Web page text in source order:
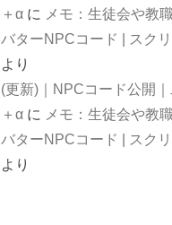
＋α に メモ：生徒会や教
バターNPCコード | スク
より
(更新)｜NPCコード公開
＋α に メモ：生徒会や教
バターNPCコード | スク
より